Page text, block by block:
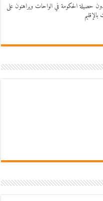
حصيلة الحكومة في الواحات ويراهنون على